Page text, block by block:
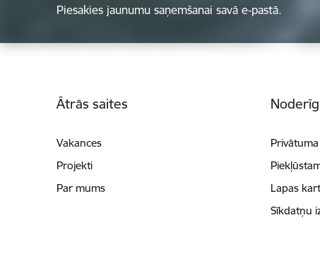
Piesakies jaunumu saņemšanai savā e-pastā.
Ātrās saites
Vakances
Projekti
Par mums
Lapas
Sīkdatņu